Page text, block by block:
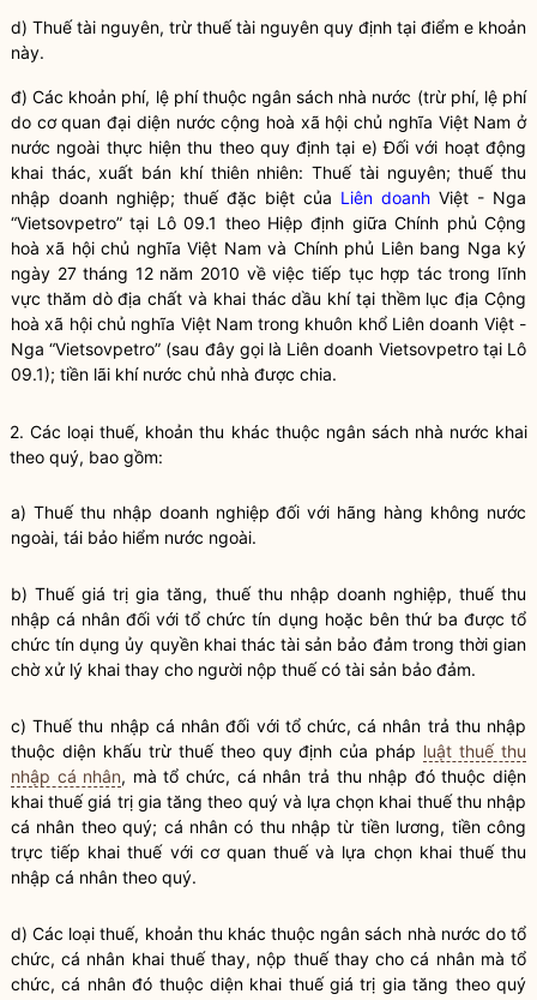
d) Thuếtài nguyên, trừ thuếtài nguyên quy định tại điểm e khoản
này.
đ) Các khoản phí, lệ phí thuộc ngân sách nhà nước (trừ phí, lệ phí
do cơ quan đại diện nước cộng hoà xã hội chủ nghĩa Việt Nam ở
nước ngoài thực hiện thu theo quy định tại e) Đối với hoạt động
khai thác, xuất bán khí thiên nhiên:Thuếtài nguyên;thuếthu
nhập doanh nghiệp; thuếđặc biệt của Liên doanh Việt - Nga
“Vietsovpetro” tại Lô 09.1 theo Hiệp định giữa Chính phủ Cộng
hoà xã hội chủ nghĩa Việt Nam và Chính phủ Liên bang Nga ký
ngày 27 tháng 12 năm 2010 về việc tiếp tục hợp tác trong lĩnh
vực thăm dò địa chất và khai thác dầu khí tại thềm lục địa Cộng
hoà xã hội chủ nghĩa Việt Nam trong khuôn khổ Liên doanh Việt -
Nga “Vietsovpetro” (sau đây gọi là Liên doanh Vietsovpetro tại Lô
09.1); tiền lãi khí nước chủ nhà được chia.
2. Các loại thuế, khoản thu khác thuộc ngân sách nhà nước khai
theo quý, bao gồm:
a) Thuếthu nhập doanh nghiệp đối với hãng hàng không nước
ngoài, tái bảo hiểm nước ngoài.
b)Thuếgiá trị gia tăng, thuếthu nhập doanh nghiệp, thuếthu
nhập cá nhân đối với tổ chức tín dụng hoặc bên thứ ba được tổ
chức tín dụng ủy quyềnkhai thác tài sản bảo đảm trong thời gian
chờ xử lý khai thay cho người nộp thuếcó tài sản bảo đảm.
c)Thuếthu nhập cá nhân đối với tổ chức, cá nhân trả thu nhập
thuộc diện khấu trừ thuếtheo quy định của pháp luật thuế thu
nhập cá nhân, mà tổ chức, cá nhân trả thu nhập đó thuộc diện
khaithuếgiá trị gia tăng theo quý và lựa chọn khai thuếthu nhập
cá nhân theo quý; cá nhân có thu nhập từ tiền lương, tiền công
trực tiếp khaithuếvới cơ quanthuếvà lựa chọn khai thuếthu
nhập cá nhân theo quý.
d) Các loạithuế, khoản thu khác thuộc ngân sách nhà nước do tổ
chức, cá nhân khai thuếthay, nộp thuếthay cho cá nhân mà tổ
chức, cá nhân đó thuộc diện khai thuếgiá trị gia tăng theo quý